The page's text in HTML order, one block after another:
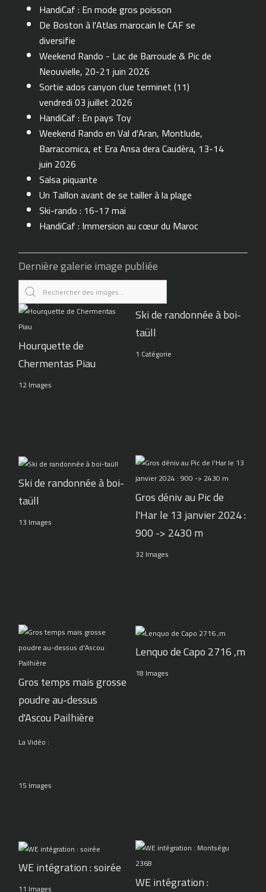
HandiCaf : En mode gros poisson
De Boston à l'Atlas marocain le CAF se
diversifie
Weekend Rando - Lac de Barroude & Pic de
Neouvielle, 20-21 juin 2026
Sortie ados canyon clue terminet (11)
vendredi 03 juillet 2026
HandiCaf : En pays Toy
Weekend Rando en Val d'Aran, Montlude,
Barracomica, et Era Ansa dera Caudèra, 13-14
juin 2026
Salsa piquante
Un Taillon avant de se tailler à la plage
Ski-rando : 16-17 mai
HandiCaf : Immersion au cœur du Maroc
Dernière galerie image publiée
Hourquette de
Chermentas Piau
12 Images
Ski de randonnée à boi-
taüll
1 Catégorie
Ski de randonnée à boi-
taüll
13 Images
Gros déniv au Pic de
l'Har le 13 janvier 2024 :
900 -> 2430 m
32 Images
Gros temps mais grosse
poudre au-dessus
d'Ascou Pailhière
La Vidéo :
15 Images
Lenquo de Capo 2716 ,m
18 Images
WE intégration : soirée
11 Images
WE intégration :